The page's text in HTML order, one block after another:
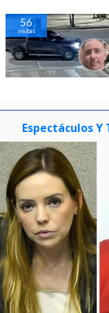
56
visitas
Espectáculos Y